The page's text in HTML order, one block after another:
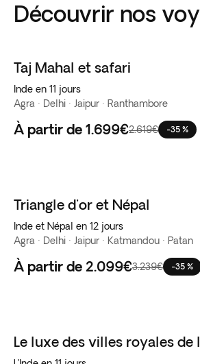
Découvrir nos
Taj Mahal et safari
Inde en 11 jours
Agra · Delhi · Jaipur · Ranthambore
À partir de 1.699€2.619€ -35 %
Triangle d'or et Népal
Inde et Népal en 12 jours
Agra · Delhi · Jaipur · Katmandou · Patan
À partir de 2.099€3.239€ -35 %
Le luxe des villes royales de